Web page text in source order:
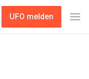
UFO melden